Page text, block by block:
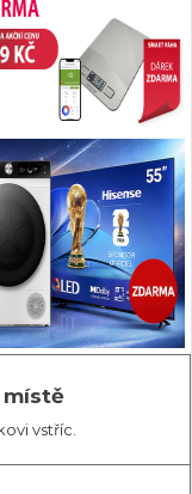
místě
vstříc.